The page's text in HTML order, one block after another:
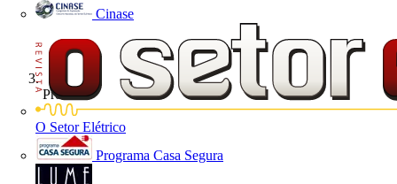
Cinase
O Setor Elétrico
Programa Casa Segura
Produtos